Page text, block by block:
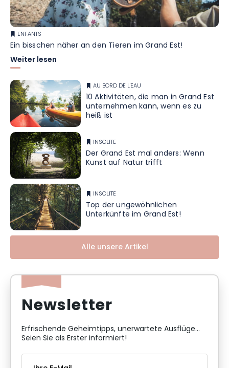
ENFANTS
Ein bisschen näher an den Tieren im Grand Est!
Weiter lesen
AU BORD DE L'EAU
10 Aktivitäten, die man in Grand Est
unternehmen kann, wenn es zu
heiß ist
INSOLITE
Der Grand Est mal anders: Wenn
Kunst auf Natur trifft
INSOLITE
Top der ungewöhnlichen
Unterkünfte im Grand Est!
Alle unsere Artikel
Newsletter
Erfrischende Geheimtipps, unerwartete Ausflüge...
Seien Sie als Erster informiert!